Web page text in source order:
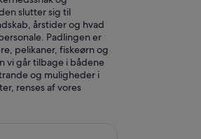
slutter sig til
årstider og hvad
Padlingen er
pelikaner, fiskeørn og
vi går tilbage i bådene
og muligheder i
renses af vores